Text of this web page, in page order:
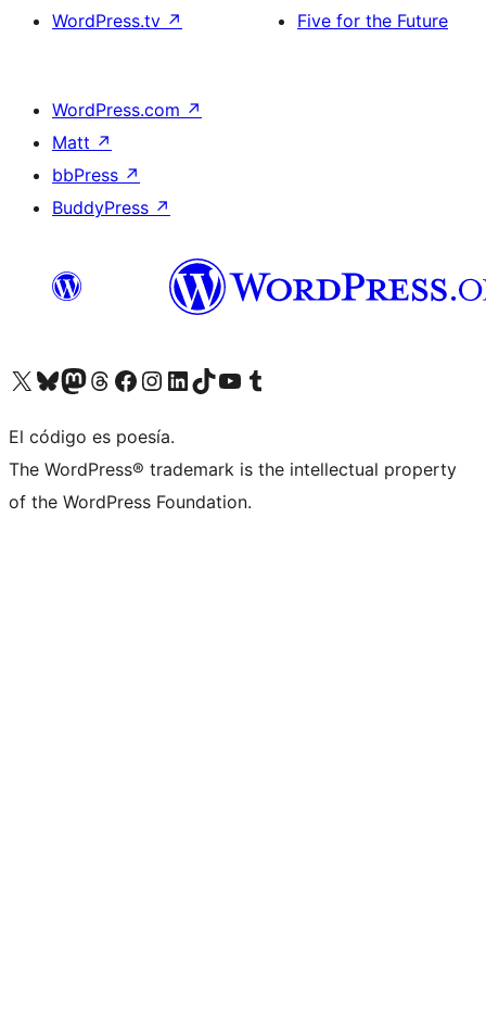
WordPress.tv ↗
Five for the Future
WordPress.com ↗
Matt ↗
bbPress ↗
BuddyPress ↗
Visita nuestra cuenta de X (anteriormente Twitter)
Visita nuestra cuenta de Bluesky
Visita nuestra cuenta de Mastodon
Visita nuestra cuenta de Threads
Visita nuestra página de Facebook
Visita nuestra cuenta de Instagram
Visita nuestra cuenta de LinkedIn
Visita nuestra cuenta de TikTok
Visita nuestro canal de YouTube
Visita nuestra cuenta de Tumblr
El código es poesía.
The WordPress® trademark is the intellectual property
of the WordPress Foundation.